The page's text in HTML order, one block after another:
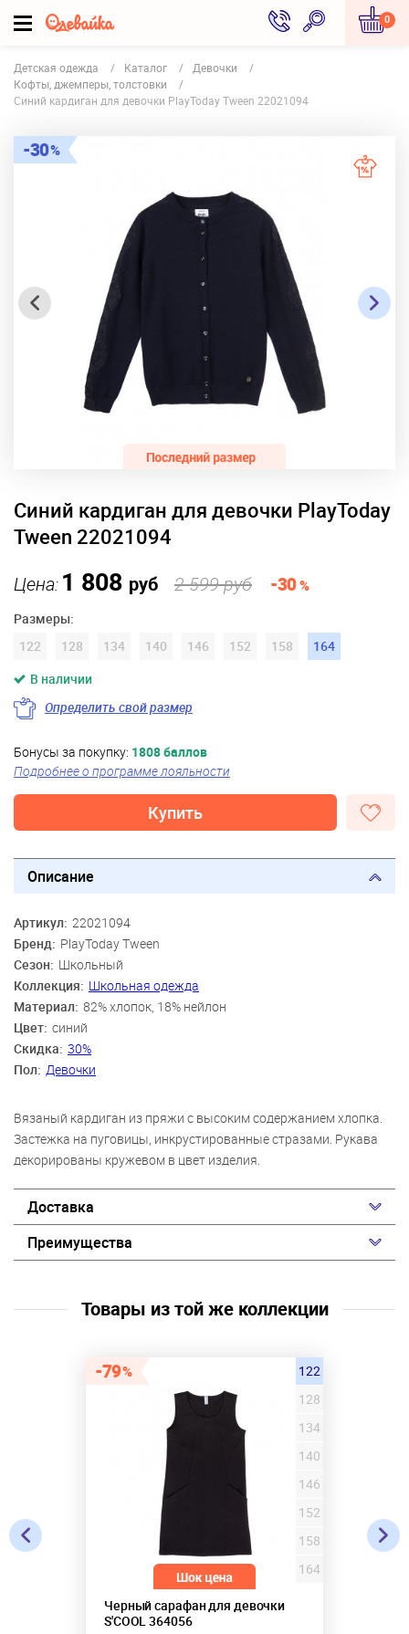
0
Детская одежда Каталог
Девочки
Кофты, джемперы, толстовки
Синий кардиган для девочки PlayToday Tween 22021094
30
Синий кардиган для девочки PlayToday
Tween 22021094
Цена:1 808 руб 2 599 руб -30%
Размеры:
122
128 134 140 146 152 158
164
В наличии
Определить свой размер
Бонусы за покупку: 1808 баллов
Подробнее о программе лояльности
Купить
Описание
Артикул: 22021094
Бренд: PlayToday Tween
Сезон: Школьный
Коллекция: Школьная одежда
Материал: 82% хлопок, 18% нейлон
Цвет: синий
Скидка: 30%
Пол: Девочки
Вязаный кардиган из пряжи с высоким содержанием хлопка.
Застежка на пуговицы, инкрустированные стразами. Рукава
декорированы кружевом в цвет изделия.
Доставка
Преимущества
Товары из той же коллекции
79
Черный сарафан для девочки
S'COOL 364056
122
128
134
140
146
152
158
164